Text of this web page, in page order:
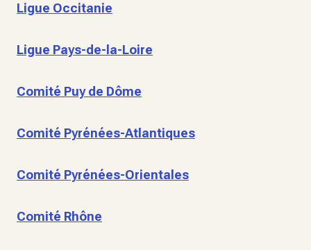
Ligue Occitanie
Ligue Pays-de-la-Loire
Comité Puy de Dôme
Comité Pyrénées-Atlantiques
Comité Pyrénées-Orientales
Comité Rhône